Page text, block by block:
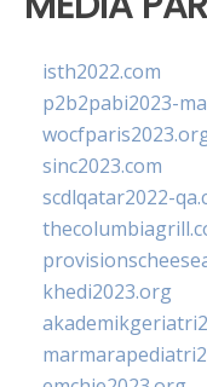
isth2022.com
p2b2pabi2023-
sinc2023.com
scdlqatar2022-
khedi2023.org